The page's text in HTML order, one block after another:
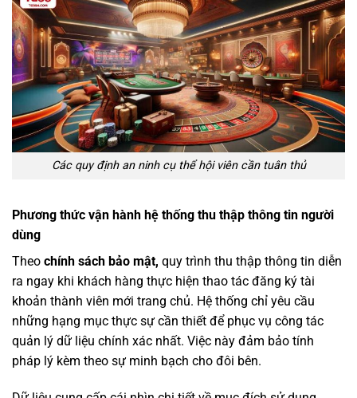
Các quy định an ninh cụ thể hội viên cần tuân thủ
Phương thức vận hành hệ thống thu thập thông tin người
dùng
Theo chính sách bảo mật, quy trình thu thập thông tin diễn
ra ngay khi khách hàng thực hiện thao tác đăng ký tài
khoản thành viên mới trang chủ. Hệ thống chỉ yêu cầu
những hạng mục thực sự cần thiết để phục vụ công tác
quản lý dữ liệu chính xác nhất. Việc này đảm bảo tính
pháp lý kèm theo sự minh bạch cho đôi bên.